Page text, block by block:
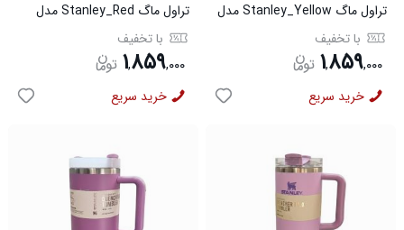
تراول ماگ Stanley_Red مدل
3782با تخفیف
۱,۸۵۹,۰۰۰
خرید سریع
تراول ماگ Stanley_Yellow مدل
3781با تخفیف
۱,۸۵۹,۰۰۰
خرید سریع